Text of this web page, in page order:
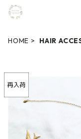
HOME HAIR